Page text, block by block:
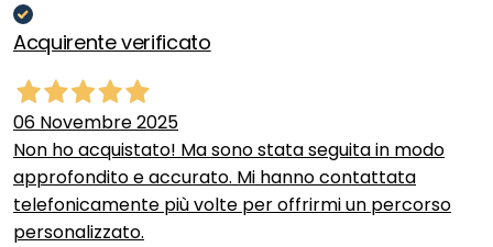
Acquirente verificato
06 Novembre 2025
Non ho acquistato! Ma sono stata seguita in modo
approfondito e accurato. Mi hanno contattata
telefonicamente più volte per offrirmi un percorso
personalizzato.